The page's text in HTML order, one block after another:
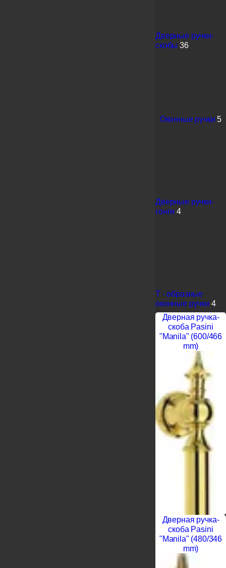
Дверные ручки-
скобы 36
Оконные ручки 5
Дверные ручки-
гонги 4
Т - образные
оконные ручки 4
Дверная ручка-
скоба Pasini
"Manila" (600/466
mm)
Дверная ручка-
скоба Pasini
"Manila" (480/346
mm)